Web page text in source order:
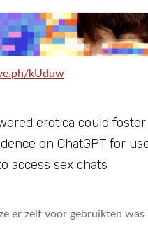
kUduw
erotica could
on ChatGPT for
access sex chats
er zelf voor gebruikten was